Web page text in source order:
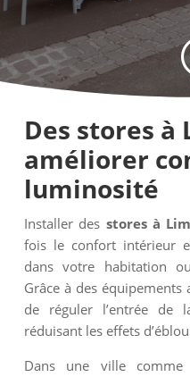
Des stores à
améliorer
luminosité
Installer des stores à
fois le confort intérieur
dans votre habitation
Grâce à des
de réguler l’entrée de
réduisant les effets
Dans une ville